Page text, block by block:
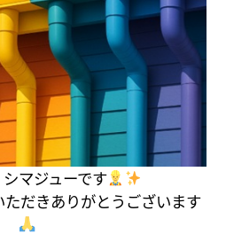
マジューです
だきありがとうございます